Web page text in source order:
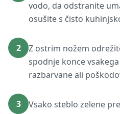
vodo, da odstranite
osušite s čisto
2
Z ostrim nožem
spodnje konce
razbarvane ali
3
Vsako steblo zelene